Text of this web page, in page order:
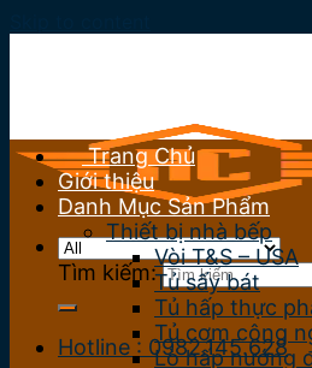
Tìm kiếm:
Hotline : 0982.145.628
Trang Chủ
Giới thiệu
Danh Mục Sản Phẩm
Thiết bị nhà bếp
Vòi T&S – USA
Tủ sấy bát
Tủ hấp thực
Tủ cơm công
Lò hấp nướng